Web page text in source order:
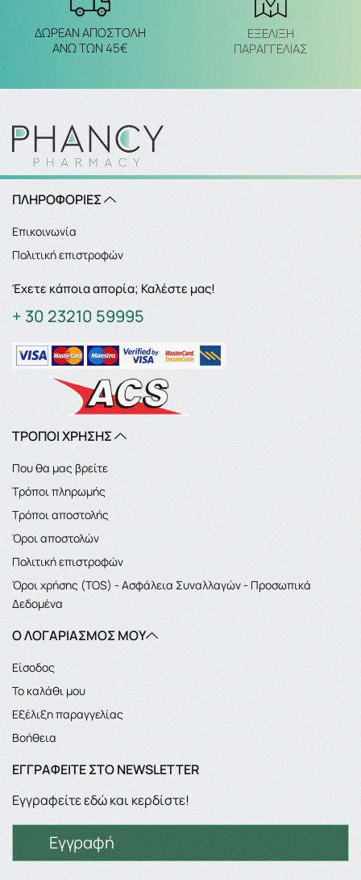
ΔΩΡΕΑΝ ΑΠΟΣΤΟΛΗ
ΑΝΩ ΤΩΝ 45€
ΕΞΈΛΙΞΗ
ΠΑΡΑΓΓΕΛΙΑΣ
ΠΛΗΡΟΦΟΡΙΕΣ
Επικοινωνία
Πολιτική επιστροφών
Έχετε κάποια απορία; Καλέστε μας!
+ 30 23210 59995
ΤΡΟΠΟΙ ΧΡΗΣΗΣ
Που θα μας βρείτε
Τρόποι πληρωμής
Τρόποι αποστολής
Όροι αποστολών
Πολιτική επιστροφών
Όροι χρήσης (TOS) - Ασφάλεια Συναλλαγών - Προσωπικά
Δεδομένα
Ο ΛΟΓΑΡΙΑΣΜΌΣ ΜΟΥ
Είσοδος
Το καλάθι μου
Εξέλιξη παραγγελίας
Βοήθεια
ΕΓΓΡΑΦΕΊΤΕ ΣΤΟ NEWSLETTER
Εγγραφείτε εδώ και κερδίστε!
Εγγραφή